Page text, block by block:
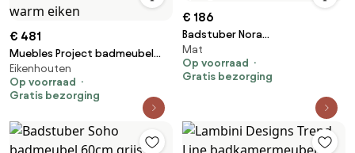
€ 481
Muebles Project badmeubel
85cm met 2 lades links en
wastafel warm eiken
Eikenhouten
Op voorraad
Gratis bezorging
€ 186
Badstuber Nora
toiletmeubelset met spiegel
48cm zwart mat
Mat
Op voorraad
Gratis bezorging